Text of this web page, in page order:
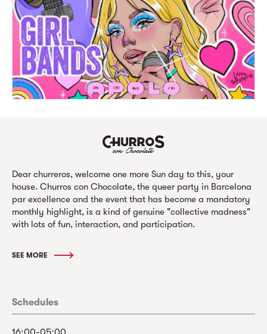
Dear churreros, welcome one more Sun day to this, your
house. Churros con Chocolate, the queer party in Barcelona
par excellence and the event that has become a mandatory
monthly highlight, is a kind of genuine "collective madness"
with lots of fun, interaction, and participation.
SEE MORE
Schedules